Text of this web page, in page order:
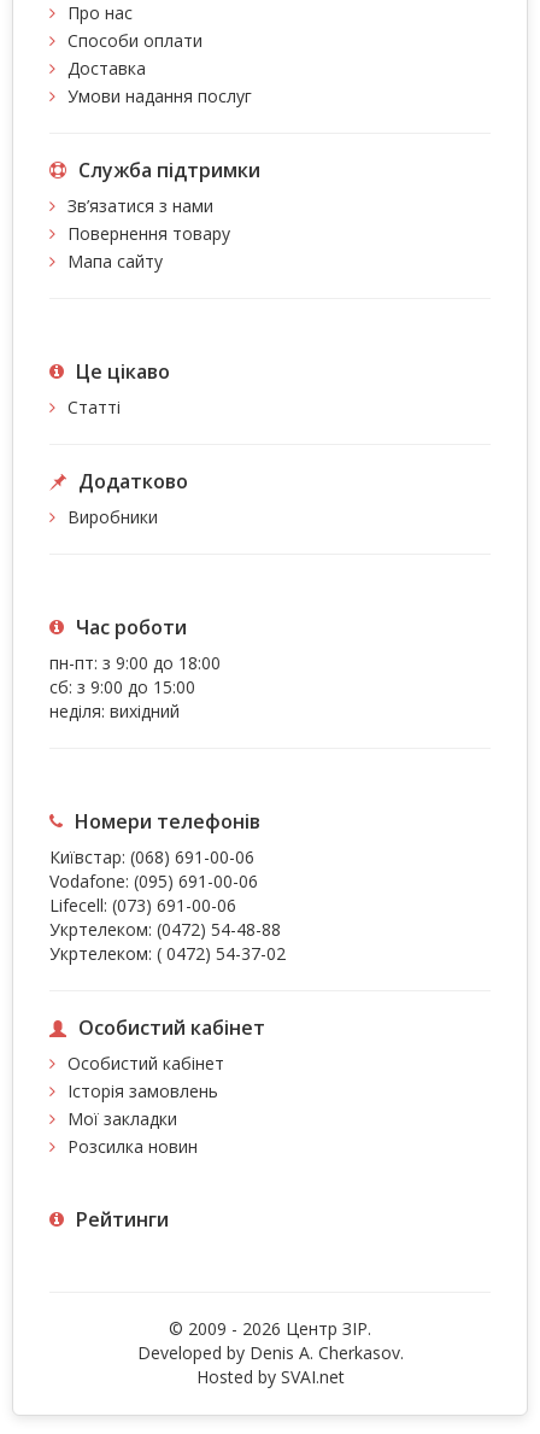
Про нас
Способи оплати
Доставка
Умови надання послуг
Служба підтримки
Зв’язатися з нами
Повернення товару
Мапа сайту
Це цiкаво
Статті
Додатково
Виробники
Час роботи
пн-пт: з 9:00 до 18:00
сб: з 9:00 до 15:00
неділя: вихідний
Номери телефонів
Київстар: (068) 691-00-06
Vodafone: (095) 691-00-06
Lifecell: (073) 691-00-06
Укртелеком: (0472) 54-48-88
Укртелеком: ( 0472) 54-37-02
Особистий кабінет
Особистий кабінет
Історія замовлень
Мої закладки
Розсилка новин
Рейтинги
© 2009 - 2026 Центр ЗIР.
Developed by Denis A. Cherkasov.
Hosted by SVAI.net